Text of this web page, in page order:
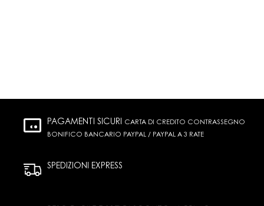
PAGAMENTI SICURI CARTA DI CREDITO CONTRASSEGNO
BONIFICO BANCARIO PAYPAL / PAYPAL A 3 RATE
SPEDIZIONI EXPRESS